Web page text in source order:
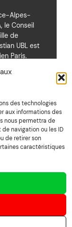
des technologies
aux informations des
nous permettra de
navigation ou les ID
de retirer son
caractéristiques
Alpes-
le Conseil
de
UBL est
Paris.